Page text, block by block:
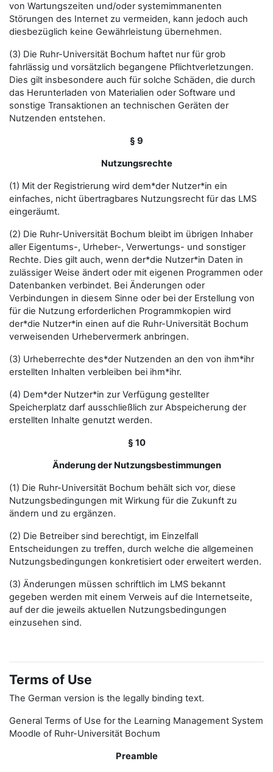
von Wartungszeiten und/oder systemimmanenten
Störungen des Internet zu vermeiden, kann jedoch auch
diesbezüglich keine Gewährleistung übernehmen.
(3) Die Ruhr-Universität Bochum haftet nur für grob
fahrlässig und vorsätzlich begangene Pflichtverletzungen.
Dies gilt insbesondere auch für solche Schäden, die durch
das Herunterladen von Materialien oder Software und
sonstige Transaktionen an technischen Geräten der
Nutzenden entstehen.
§ 9
Nutzungsrechte
(1) Mit der Registrierung wird dem*der Nutzer*in ein
einfaches, nicht übertragbares Nutzungsrecht für das LMS
eingeräumt.
(2) Die Ruhr-Universität Bochum bleibt im übrigen Inhaber
aller Eigentums-, Urheber-, Verwertungs- und sonstiger
Rechte. Dies gilt auch, wenn der*die Nutzer*in Daten in
zulässiger Weise ändert oder mit eigenen Programmen oder
Datenbanken verbindet. Bei Änderungen oder
Verbindungen in diesem Sinne oder bei der Erstellung von
für die Nutzung erforderlichen Programmkopien wird
der*die Nutzer*in einen auf die Ruhr-Universität Bochum
verweisenden Urhebervermerk anbringen.
(3) Urheberrechte des*der Nutzenden an den von ihm*ihr
erstellten Inhalten verbleiben bei ihm*ihr.
(4) Dem*der Nutzer*in zur Verfügung gestellter
Speicherplatz darf ausschließlich zur Abspeicherung der
erstellten Inhalte genutzt werden.
§ 10
Änderung der Nutzungsbestimmungen
(1) Die Ruhr-Universität Bochum behält sich vor, diese
Nutzungsbedingungen mit Wirkung für die Zukunft zu
ändern und zu ergänzen.
(2) Die Betreiber sind berechtigt, im Einzelfall
Entscheidungen zu treffen, durch welche die allgemeinen
Nutzungsbedingungen konkretisiert oder erweitert werden.
(3) Änderungen müssen schriftlich im LMS bekannt
gegeben werden mit einem Verweis auf die Internetseite,
auf der die jeweils aktuellen Nutzungsbedingungen
einzusehen sind.
Terms of Use
The German version is the legally binding text.
General Terms of Use for the Learning Management System
Moodle of Ruhr-Universität Bochum
Preamble